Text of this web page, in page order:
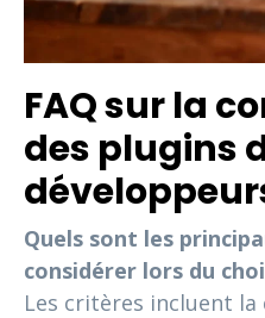
FAQ sur la
des plugins
Quels sont les
considérer lors du
Les critères incluent